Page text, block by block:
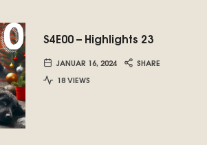
S4E00 – Highlights 23
JANUAR 16, 2024
SHARE
18 VIEWS